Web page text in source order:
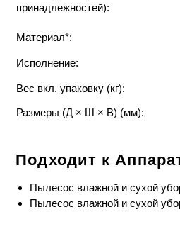
принадлежностей):
Материал*:
Исполнение:
Вес вкл. упаковку (кг):
Размеры (Д × Ш × В) (мм):
Подходит к
Пылесос влажной и сухой
Пылесос влажной и сухой